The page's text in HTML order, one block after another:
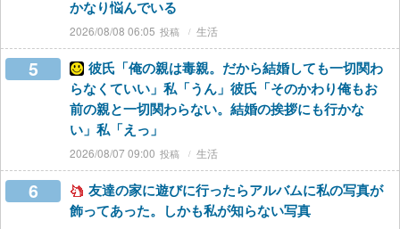
かなり悩んでいる
2026/08/08 06:05 生活
5
彼氏「俺の親は毒親。だから結婚しても一切関わ
らなくていい」私「うん」彼氏「そのかわり俺もお
前の親と一切関わらない。結婚の挨拶にも行かな
い」私「えっ」
2026/08/07 09:00 生活
6
友達の家に遊びに行ったらアルバムに私の写真が
飾ってあった。しかも私が知らない写真